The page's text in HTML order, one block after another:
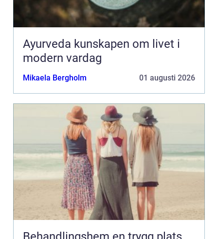
Ayurveda kunskapen om livet i
modern vardag
Mikaela Bergholm 01 augusti 2026